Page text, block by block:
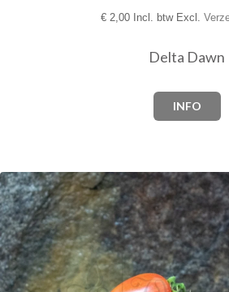
€2,00 Incl. btw Excl.
Delta Dawn
INFO